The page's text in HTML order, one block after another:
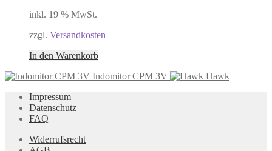
inkl. 19 % MwSt.
zzgl. Versandkosten
In den Warenkorb
Indomitor CPM 3V
Hawk
Impressum
Datenschutz
FAQ
Widerrufsrecht